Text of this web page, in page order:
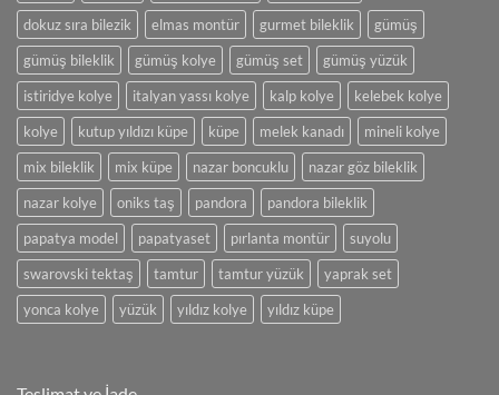
dokuz sıra bilezik
elmas montür gurmet bileklik
gümüş
gümüş bileklik
gümüş kolye gümüş set
gümüş yüzük
istiridye kolye
italyan yassı kolye kalp kolye
kelebek kolye
kolye
kutup yıldızı küpe küpe melek kanadı
mineli kolye
mix bileklik
mix küpe nazar boncuklu
nazar göz bileklik
nazar kolye
oniks taş pandora
pandora bileklik
papatya model
papatyaset pırlanta montür
suyolu
swarovski tektaş
tamtur tamtur yüzük
yaprak set
yonca kolye
yüzük yıldız kolye yıldız küpe